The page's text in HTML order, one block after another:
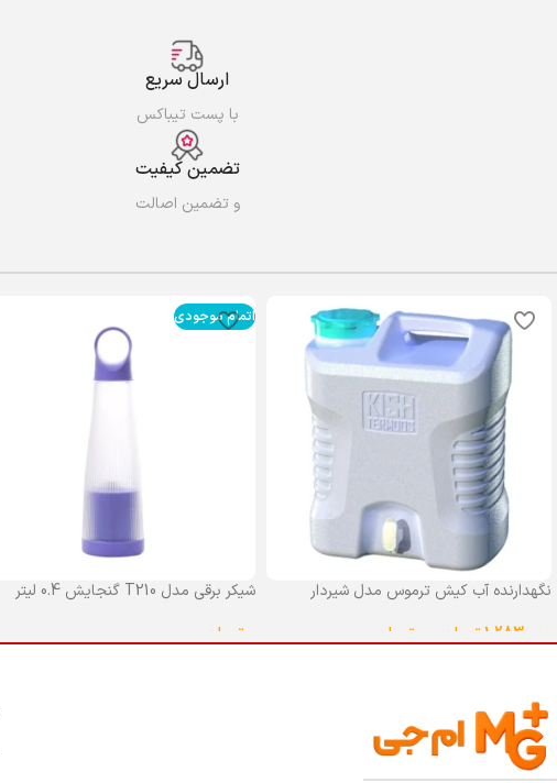
ارسال سریع
با پست تیباکس
تضمین کیفیت
و تضمین اصالت
نگهدارنده آب کیش ترموس مدل شیردار
1,283,000تومان تومان
اتمام موجودی
شیکر برقی مدل T210 گنجایش 0.4 لیتر
تومان